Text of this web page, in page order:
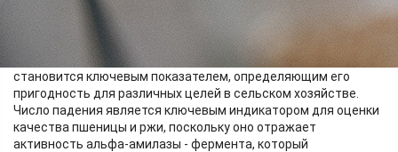
классифицирование для успешной торговли и последующего
использования.
В частности, пшеница классифицируется по пяти категориям
в зависимости от её качества. Таким образом, класс зерна
становится ключевым показателем, определяющим его
пригодность для различных целей в сельском хозяйстве.
Число падения является ключевым индикатором для оценки
качества пшеницы и ржи, поскольку оно отражает
активность альфа-амилазы - фермента, который